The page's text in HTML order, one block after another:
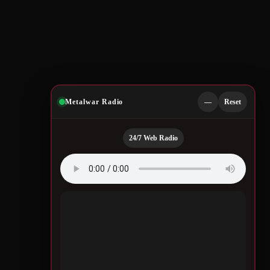
Metalwar Radio — Reset
24/7 Web Radio